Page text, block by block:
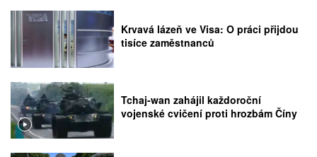
Krvavá lázeň ve Visa: O práci přijdou
tisíce zaměstnanců
Tchaj-wan zahájil každoroční
vojenské cvičení proti hrozbám Číny